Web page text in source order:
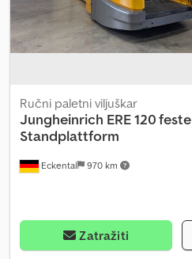
Eckental 970 km
Ručni paletni viljuškar
Jungheinrich ERE 120 feste
Standplattform
Zatražiti